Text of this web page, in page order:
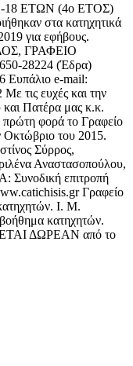
ΕΤΩΝ (4ο ΕΤΟΣ)
στα κατηχητικά
για εφήβους.
ΓΡΑΦΕΙΟ
28224 (Έδρα)
Ευπάλιο e-mail:
τις ευχές και την
και Πατέρα μας κ.κ.
πρώτη φορά το Γραφείο
Οκτώβριο του 2015.
Σύρρος,
Αναστασοπούλου,
επιτροπή
Γραφείο
Ι. Μ.
κατηχητών.
ΔΩΡΕΑΝ από το